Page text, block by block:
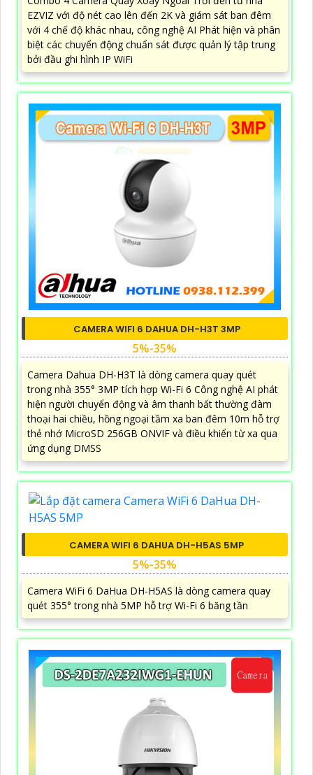
EZVIZ với độ nét cao lên đến 2K và giám sát ban đêm
với 4 chế độ khác nhau, công nghệ AI Phát hiện và phân
biệt các chuyển động chuẩn sát được quản lý tập trung
bởi đầu ghi hình IP WiFi
CAMERA WIFI 6 DAHUA DH-H3T 3MP
5%-35%
Camera Dahua DH-H3T là dòng camera quay quét
trong nhà 355° 3MP tích hợp Wi-Fi 6 Công nghệ AI phát
hiện người chuyển động và âm thanh bất thường đàm
thoại hai chiều, hồng ngoại tầm xa ban đêm 10m hỗ trợ
thẻ nhớ MicroSD 256GB ONVIF và điều khiển từ xa qua
ứng dụng DMSS
CAMERA WIFI 6 DAHUA DH-H5AS 5MP
5%-35%
Camera WiFi 6 DaHua DH-H5AS là dòng camera quay
quét 355° trong nhà 5MP hỗ trợ Wi-Fi 6 băng tần